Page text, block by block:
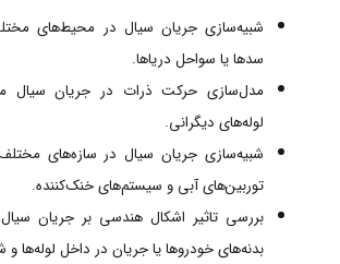
شبیه‌سازی جریان سیال در محیط‌های مختلف
سدها یا سواحل دریاها.
مدل‌سازی حرکت ذرات در جریان سیال
لوله‌های دیگرانی.
شبیه‌سازی جریان سیال در سازه‌های
توربین‌های آبی و سیستم‌های خنک‌کننده.
بررسی تاثیر اشکال هندسی بر جریان
بدنه‌های خودروها یا جریان در داخل لوله‌ها